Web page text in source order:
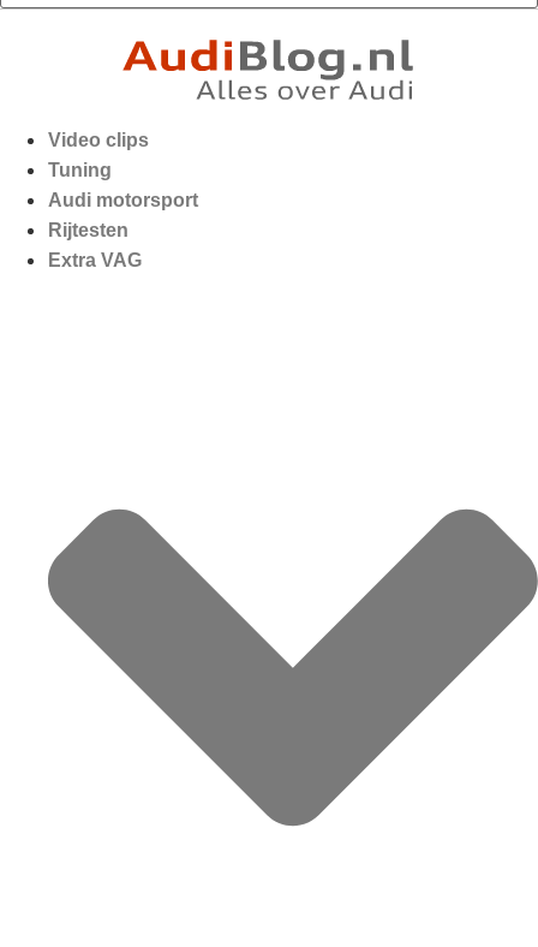
Video clips
Tuning
Audi motorsport
Rijtesten
Extra VAG